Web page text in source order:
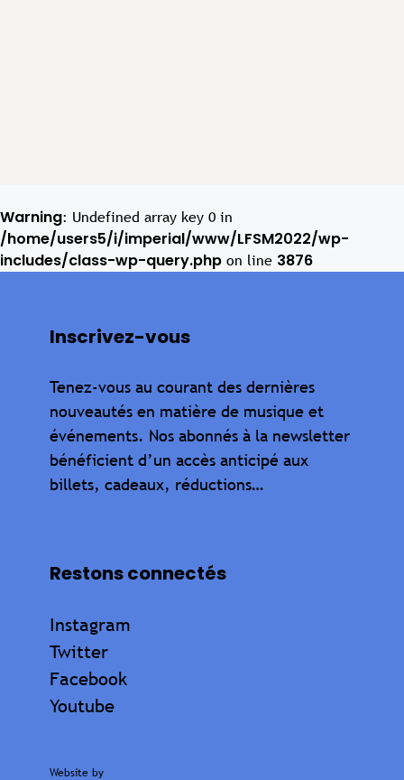
Warning: Undefined array key 0 in
/home/users5/i/imperial/www/LFSM2022/wp-
includes/class-wp-query.php on line 3876
Inscrivez-vous
Tenez-vous au courant des dernières
nouveautés en matière de musique et
événements. Nos abonnés à la newsletter
bénéficient d’un accès anticipé aux
billets, cadeaux, réductions…
Restons connectés
Instagram
Twitter
Facebook
Youtube
Website by